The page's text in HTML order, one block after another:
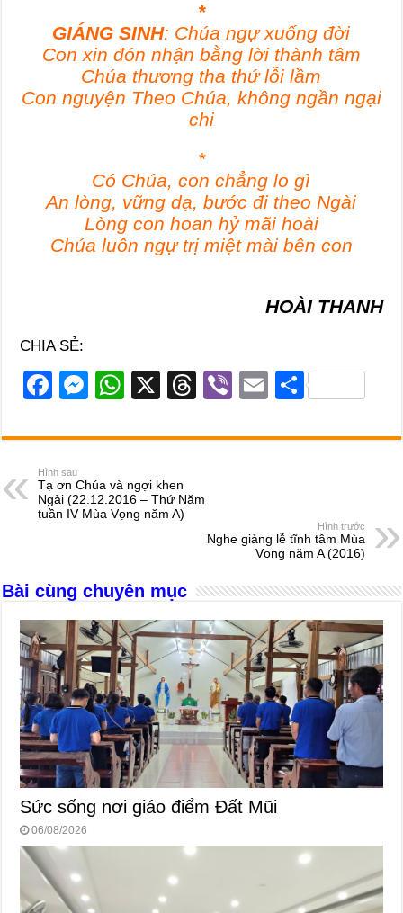
*
GIÁNG SINH: Chúa ngự xuống đời
Con xin đón nhận bằng lời thành tâm
Chúa thương tha thứ lỗi lầm
Con nguyện Theo Chúa, không ngần ngại
chi
*
Có Chúa, con chẳng lo gì
An lòng, vững dạ, bước đi theo Ngài
Lòng con hoan hỷ mãi hoài
Chúa luôn ngự trị miệt mài bên con
HOÀI THANH
CHIA SẺ:
F
c
e
b
o
k
M
ss
e
n
g
W
at
A
p
X
T
e
d
s
Vi
er
E
ail
S
ar
Hình sau
Tạ ơn Chúa và ngợi khen
Ngài (22.12.2016 – Thứ Năm
tuần IV Mùa Vọng năm A)
Hình trước
Nghe giảng lễ tĩnh tâm Mùa
Vọng năm A (2016)
Bài cùng chuyên mục
Sức sống nơi giáo điểm Đất Mũi
06/08/2026